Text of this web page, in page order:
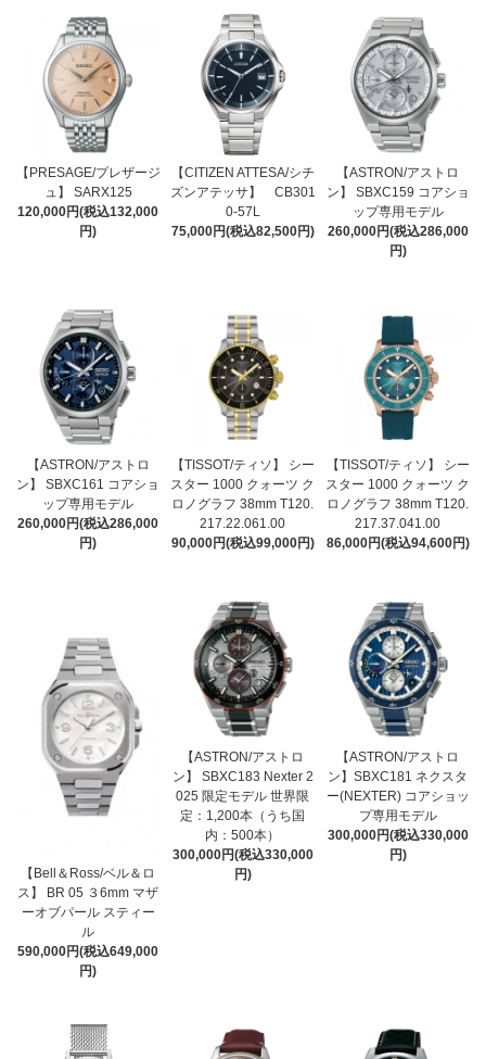
【PRESAGE/プレザージ
ュ】 SARX125
120,000円(税込132,000
円)
【CITIZEN ATTESA/シチ
ズンアテッサ】 CB301
0-57L
75,000円(税込82,500円)
【ASTRON/アストロ
ン】 SBXC159 コアショ
ップ専用モデル
260,000円(税込286,000
円)
【ASTRON/アストロ
ン】 SBXC161 コアショ
ップ専用モデル
260,000円(税込286,000
円)
【TISSOT/ティソ】 シー
スター 1000 クォーツ ク
ロノグラフ 38mm T120.
217.22.061.00
90,000円(税込99,000円)
【TISSOT/ティソ】 シー
スター 1000 クォーツ ク
ロノグラフ 38mm T120.
217.37.041.00
86,000円(税込94,600円)
【Bell＆Ross/ベル＆ロ
ス】 BR 05 ３6mm マザ
ーオブパール スティー
ル
590,000円(税込649,000
円)
【ASTRON/アストロ
ン】 SBXC183 Nexter 2
025 限定モデル 世界限
定：1,200本（うち国
内：500本）
300,000円(税込330,000
円)
【ASTRON/アストロ
ン】SBXC181 ネクスタ
ー(NEXTER) コアショッ
プ専用モデル
300,000円(税込330,000
円)